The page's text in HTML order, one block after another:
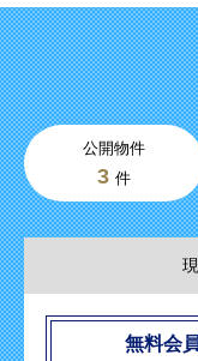
公開物件
3 件
無料会